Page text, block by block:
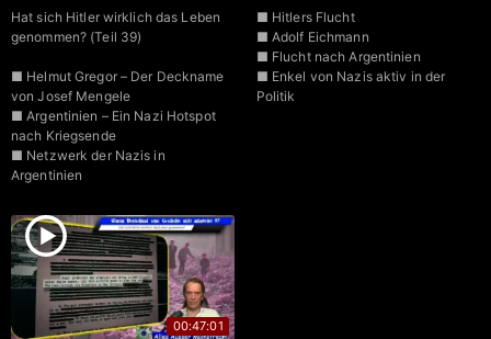
Hat sich Hitler wirklich das Leben
genommen? (Teil 39)
■ Helmut Gregor – Der Deckname
von Josef Mengele
■ Argentinien – Ein Nazi Hotspot
nach Kriegsende
■ Netzwerk der Nazis in
Argentinien
■ Hitlers Flucht
■ Adolf Eichmann
■ Flucht nach Argentinien
■ Enkel von Nazis aktiv in der
Politik
00:47:01